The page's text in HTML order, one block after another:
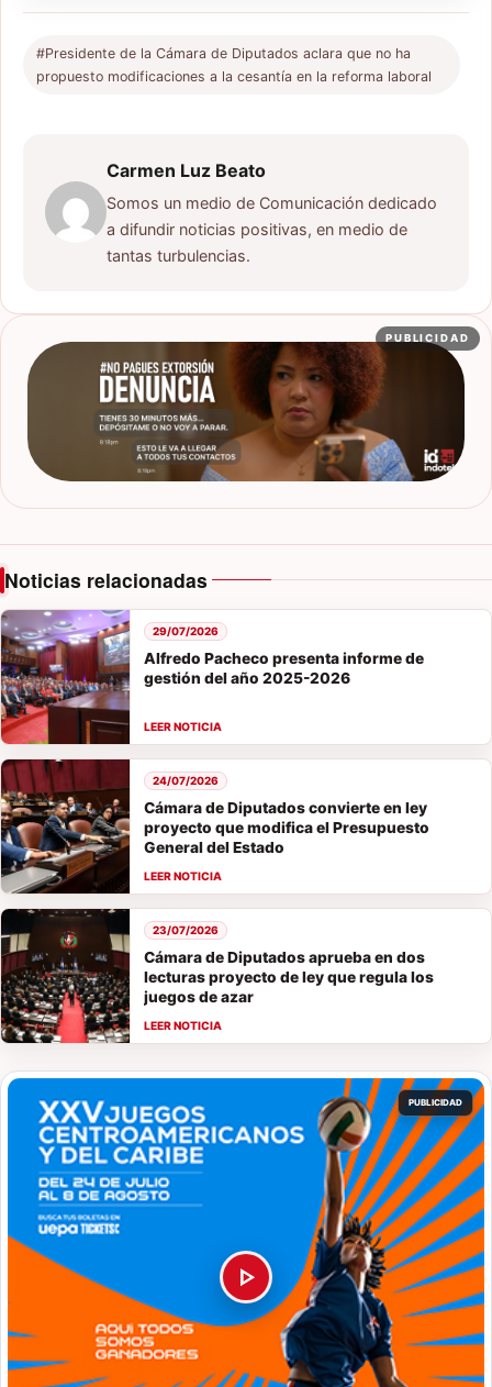
#Presidente de la Cámara de Diputados aclara que no ha
propuesto modificaciones a la cesantía en la reforma laboral
Carmen Luz Beato
Somos un medio de Comunicación dedicado
a difundir noticias positivas, en medio de
tantas turbulencias.
PUBLICIDAD
Noticias relacionadas
Alfredo Pacheco presenta informe de
gestión del año 2025-2026
29/07/2026
Cámara de Diputados convierte en ley
proyecto que modifica el Presupuesto
General del Estado
24/07/2026
Cámara de Diputados aprueba en dos
lecturas proyecto de ley que regula los
juegos de azar
23/07/2026